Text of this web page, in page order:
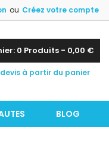
ou Créez votre compte
0 Produits - 0,00 €
à partir du panier
BLOG